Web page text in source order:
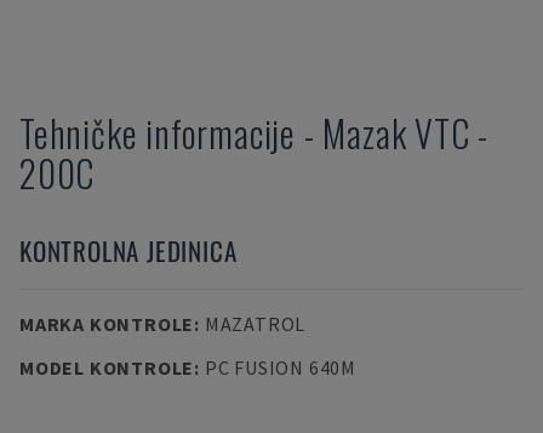
Tehničke informacije - MazakVTC -
200C
KONTROLNA JEDINICA
MARKA KONTROLE: MAZATROL
MODEL KONTROLE: PC FUSION 640M